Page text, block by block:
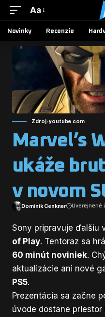
Aa
Novinky Recenzie
Zdroj: youtube.com
Marvel’s
ukáže
v novom
Dominik Cenkner Uverejnené
Sony pripravuje ďalšiu
of Play. Tentoraz sa
60 minút noviniek.
aktualizácie ani nové
PS5.
Prezentácia sa začne
úvode dostane priestor